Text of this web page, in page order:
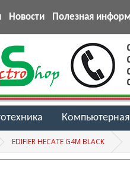
Новости Полезная
EDIFIER HECATE G4M BLACK